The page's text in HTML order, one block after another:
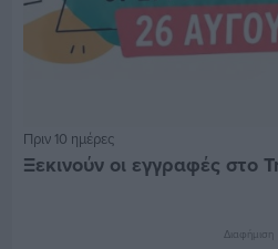
Πριν 10 ημέρες
Ξεκινούν οι εγγραφές στο
Διαφήμιση